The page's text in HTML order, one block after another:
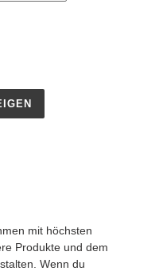
mit höchsten
Produkte und dem
Wenn du